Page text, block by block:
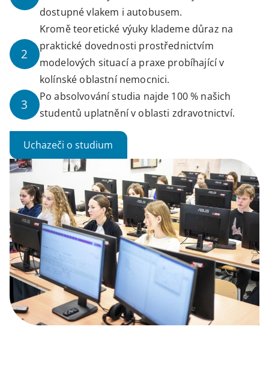
dostupné vlakem i autobusem.
2
Kromě teoretické výuky klademe důraz na
praktické dovednosti prostřednictvím
modelových situací a praxe probíhající v
kolínské oblastní nemocnici.
3
Po absolvování studia najde 100 % našich
studentů uplatnění v oblasti zdravotnictví.
Uchazeči o studium